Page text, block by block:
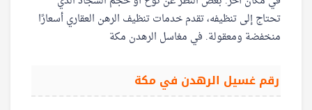
تحتاج إلى تنظيفه، تقدم خدمات تنظيف الرهن العقاري أسعارًا
منخفضة ومعقولة. في مغاسل الرهدن مكة
رقم غسيل الرهدن في مكة